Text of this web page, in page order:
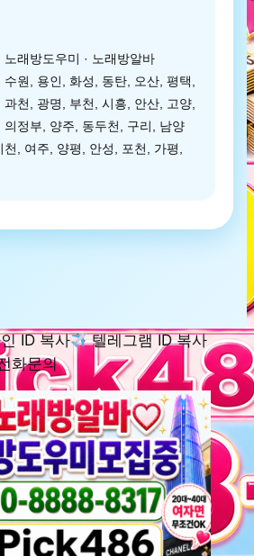
래방도우미 · 노래방알바
수원, 용인, 화성, 동탄, 오산, 평택,
과천, 광명, 부천, 시흥, 안산, 고양,
의정부, 양주, 동두천, 구리, 남양
천, 여주, 양평, 안성, 포천, 가평,
ID 복사
텔레그램 ID 복사
화문의